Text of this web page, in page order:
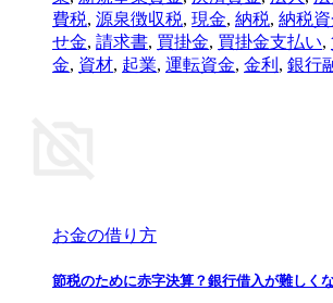
費税, 源泉徴収税, 現金, 納税, 納税
せ金, 請求書, 買掛金, 買掛金支払い,
金, 資材, 起業, 運転資金, 金利 , 銀行
お金の借り方
節税のために赤字決算？銀行借入が難しく